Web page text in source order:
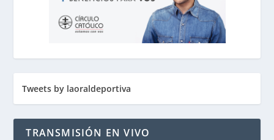
Tweets by laoraldeportiva
TRANSMISIÓN EN VIVO